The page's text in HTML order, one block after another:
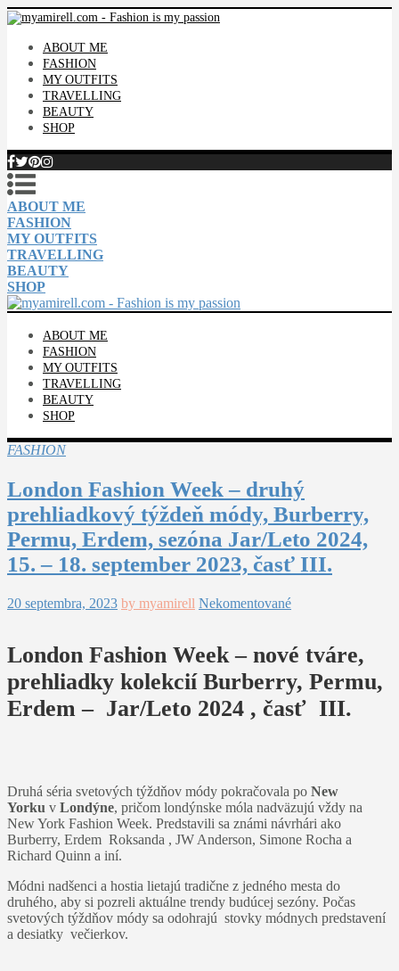
ABOUT ME
FASHION
MY OUTFITS
TRAVELLING
BEAUTY
SHOP
ABOUT ME
FASHION
MY OUTFITS
TRAVELLING
BEAUTY
SHOP
ABOUT ME
FASHION
MY OUTFITS
TRAVELLING
BEAUTY
SHOP
FASHION
London Fashion Week – druhý
prehliadkový týždeň módy, Burberry,
Permu, Erdem, sezóna Jar/Leto 2024,
15. – 18. september 2023, časť III.
20 septembra, 2023 by myamirell Nekomentované
London Fashion Week – nové tváre,
prehliadky kolekcií Burberry, Permu,
Erdem – Jar/Leto 2024 , časť III.
Druhá séria svetových týždňov módy pokračovala po New
Yorku v Londýne, pričom londýnske móla nadväzujú vždy na
New York Fashion Week. Predstavili sa známi návrhári ako
Burberry, Erdem Roksanda , JW Anderson, Simone Rocha a
Richard Quinn a iní.
Módni nadšenci a hostia lietajú tradične z jedného mesta do
druhého, aby si pozreli aktuálne trendy budúcej sezóny. Počas
svetových týždňov módy sa odohrajú stovky módnych predstavení
a desiatky večierkov.